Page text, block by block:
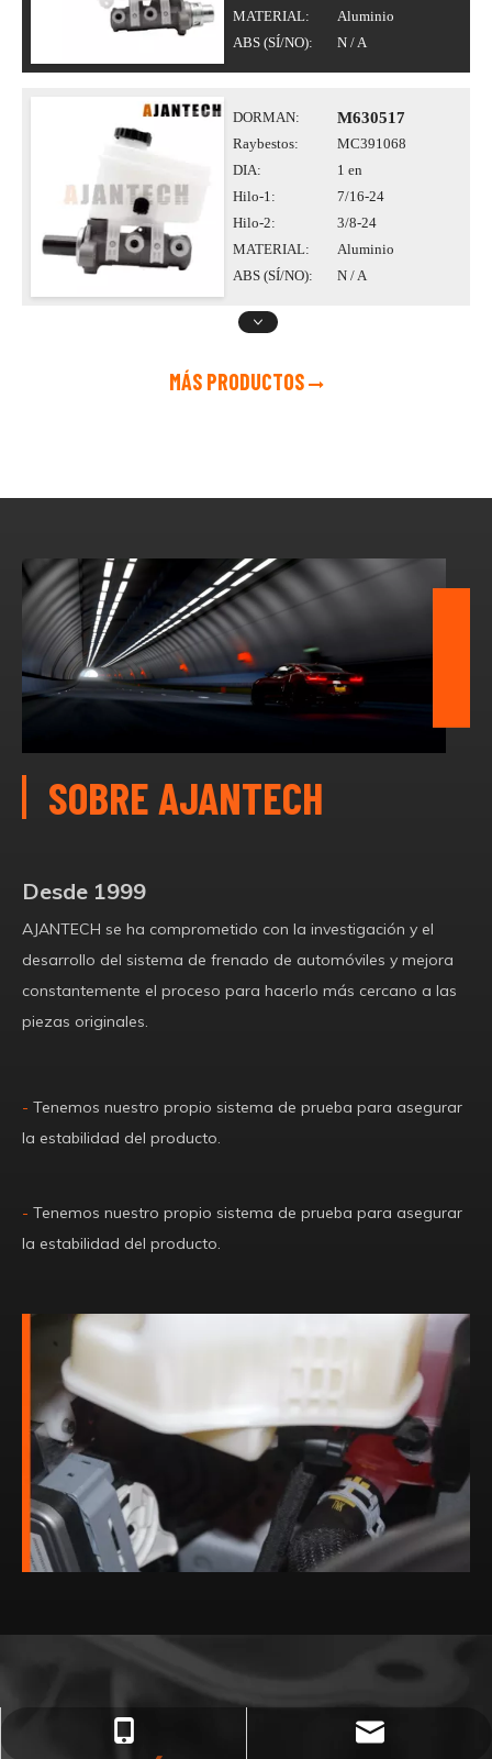
MATERIAL:
Aluminio
ABS (SÍ/NO):
N / A
DORMAN: M630517
Raybestos:
MC391068
DIA:
1 en
Hilo-1:
7/16-24
Hilo-2:
3/8-24
MATERIAL:
Aluminio
ABS (SÍ/NO):
N / A
MÁS PRODUCTOS
SOBRE AJANTECH
Desde 1999
AJANTECH se ha comprometido con la investigación y el
desarrollo del sistema de frenado de automóviles y mejora
constantemente el proceso para hacerlo más cercano a las
piezas originales.
- Tenemos nuestro propio sistema de prueba para asegurar
la estabilidad del producto.
- Tenemos nuestro propio sistema de prueba para asegurar
la estabilidad del producto.
postmaster@ajantechproducts.com